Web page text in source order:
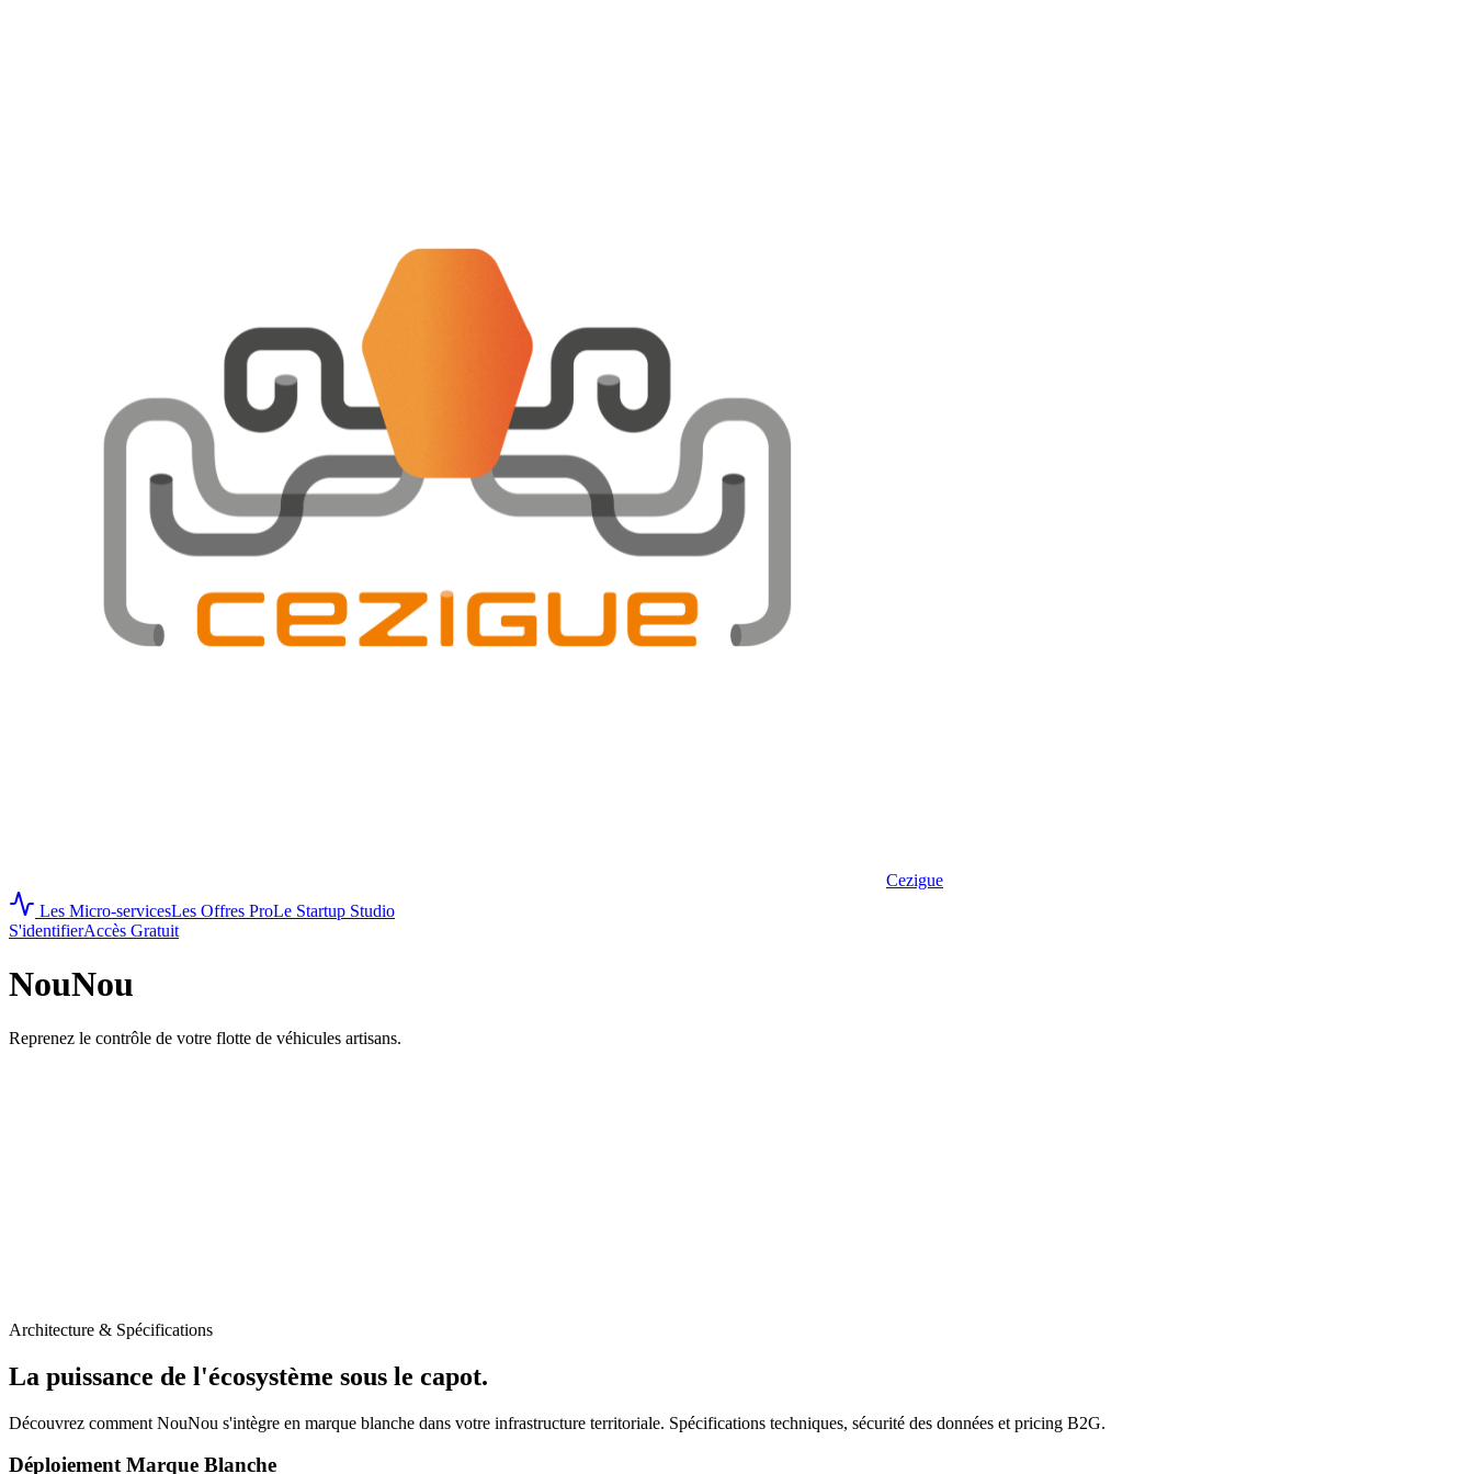
Cezigue
Les Micro-servicesLes Offres ProLe Startup Studio
S'identifierAccès Gratuit
NouNou
Reprenez le contrôle de votre flotte de véhicules artisans.
Architecture & Spécifications
La puissance de l'écosystème sous le capot.
Découvrez comment NouNou s'intègre en marque blanche dans votre infrastructure territoriale. Spécifications techniques, sécurité des données et pricing B2G.
Déploiement Marque Blanche